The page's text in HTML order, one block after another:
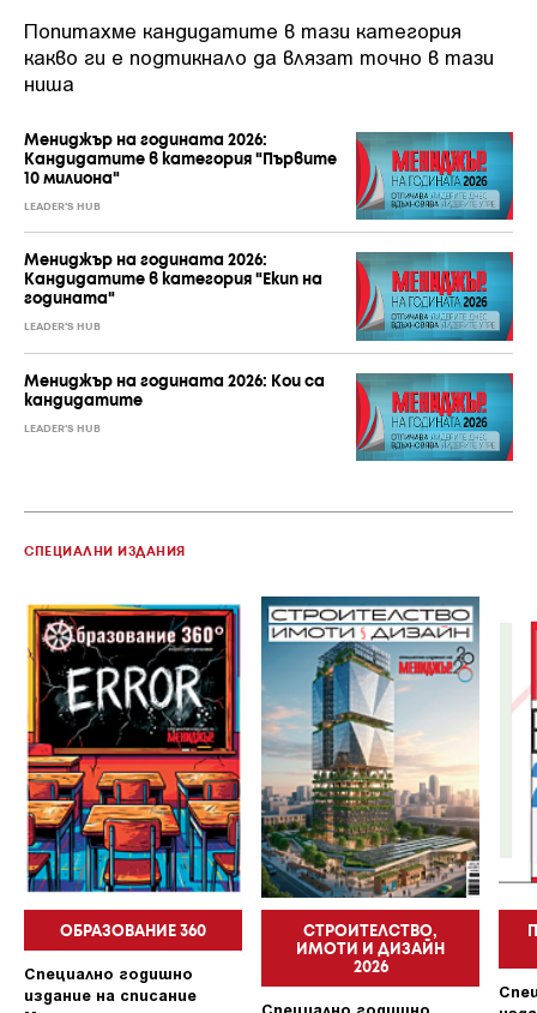
Попитахме кандидатите в тази категория
какво ги е подтикнало да влязат точно в тази
ниша
Мениджър на годината 2026:
Кандидатите в категория "Първите
10 милиона"
LEADER'S HUB
Мениджър на годината 2026:
Кандидатите в категория "Екип на
годината"
LEADER'S HUB
Мениджър на годината 2026: Кои са
кандидатите
LEADER'S HUB
СПЕЦИАЛНИ ИЗДАНИЯ
ОБРАЗОВАНИЕ 360
Специално годишно
издание на списание
СТРОИТЕЛСТВО,
ИМОТИ И ДИЗАЙН
2026
Специално годишно